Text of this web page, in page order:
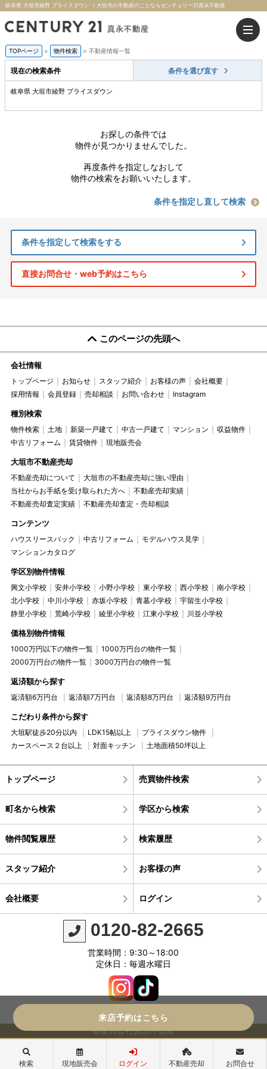
岐阜県 大垣市綾野 プライスダウン ｜大垣市の不動産のことならセンチュリー21真永不動産
TOPページ > 物件検索 > 不動産情報一覧
現在の検索条件 条件を選び直す
岐阜県 大垣市綾野 プライスダウン
お探しの条件では
物件が見つかりませんでした。
再度条件を指定しなおして
物件の検索をお願いいたします。
条件を指定し直して検索
条件を指定して検索をする
直接お問合せ・web予約はこちら
このページの先頭へ
会社情報
トップページ お知らせ スタッフ紹介 お客様の声
会社概要
採用情報
会員登録 売却相談 お問い合わせ Instagram
種別検索
物件検索 土地 新築一戸建て 中古一戸建て マンション
収益物件
中古リフォーム
賃貸物件 現地販売会
大垣市不動産売却
不動産売却について
大垣市の不動産売却に強い理由
当社からお手紙を受け取られた方へ
不動産売却実績
不動産売却査定実績
不動産売却査定・売却相談
コンテンツ
ハウスリースバック 中古リフォーム
モデルハウス見学
マンションカタログ
学区別物件情報
興文小学校 安井小学校 小野小学校 東小学校 西小学校
南小学校
北小学校
中川小学校 赤坂小学校 青墓小学校
宇留生小学校
静里小学校
荒崎小学校 綾里小学校 江東小学校 川並小学校
価格別物件情報
1000万円以下の物件一覧
1000万円台の物件一覧
2000万円台の物件一覧
3000万円台の物件一覧
返済額から探す
返済額6万円台 返済額7万円台 返済額8万円台 返済額9万円台
こだわり条件から探す
大垣駅徒歩20分以内 LDK15帖以上
プライスダウン物件
カースペース２台以上
対面キッチン 土地面積50坪以上
トップページ 売買物件検索
町名から検索 学区から検索
物件閲覧履歴 検索履歴
スタッフ紹介 お客様の声
会社概要 ログイン
0120-82-2665
営業時間：9:30～18:00
定休日：毎週水曜日
©株式会社真永不動産
来店予約はこちら
検索 現地販売会 ログイン 不動産売却 お問合せ